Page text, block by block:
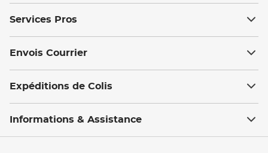
Services Pros
Envois Courrier
Expéditions de Colis
Informations & Assistance